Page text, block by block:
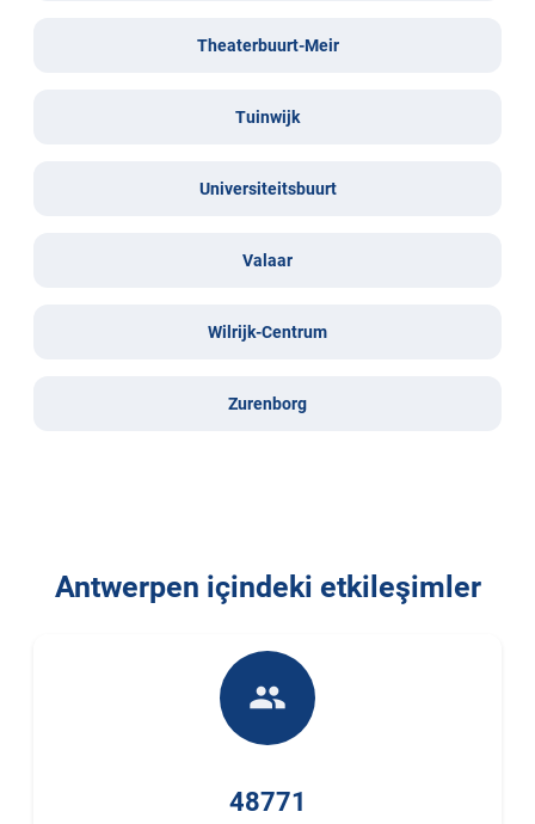
Theaterbuurt-Meir
Tuinwijk
Universiteitsbuurt
Valaar
Wilrijk-Centrum
Zurenborg
Antwerpen içindeki etkileşimler
people
48771